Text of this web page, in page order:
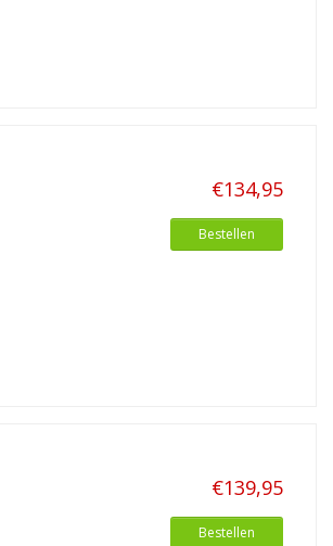
€134,95
Bestellen
€139,95
Bestellen